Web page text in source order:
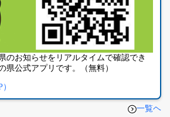
のお知らせをリアルタイムで確認でき
県公式アプリです。（無料）
一覧ヘ